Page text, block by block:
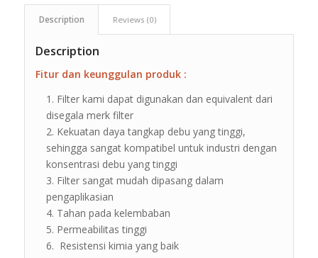
Description Reviews (0)
Description
Fitur dan keunggulan produk :
Filter kami dapat digunakan dan equivalent dari
disegala merk filter
Kekuatan daya tangkap debu yang tinggi,
sehingga sangat kompatibel untuk industri dengan
konsentrasi debu yang tinggi
Filter sangat mudah dipasang dalam
pengaplikasian
Tahan pada kelembaban
Permeabilitas tinggi
Resistensi kimia yang baik